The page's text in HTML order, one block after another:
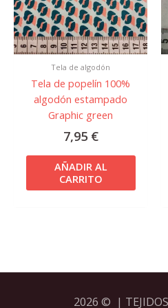
Tela de algodón
Tela de popelín 100%
algodón estampado
Graphic green
7,95 €
AÑADIR AL
CARRITO
2026 © |